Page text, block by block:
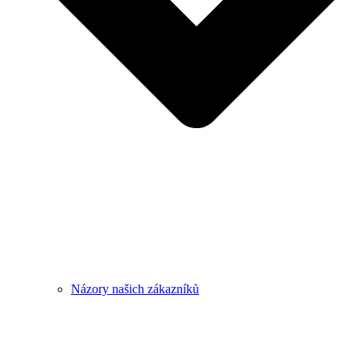
Názory našich zákazníků